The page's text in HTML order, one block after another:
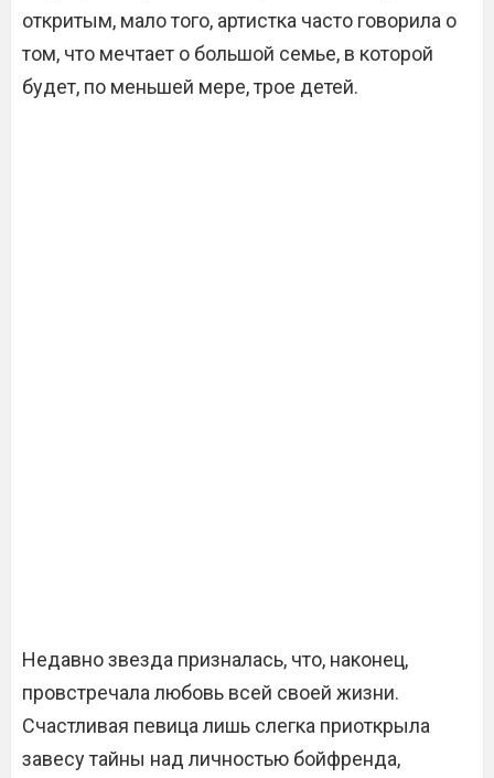
откритым, мало того, артистка часто говорила о
том, что мечтает о большой семье, в которой
будет, по меньшей мере, трое детей.
Недавно звезда призналась, что, наконец,
провстречала любовь всей своей жизни.
Счастливая певица лишь слегка приоткрыла
завесу тайны над личностью бойфренда,